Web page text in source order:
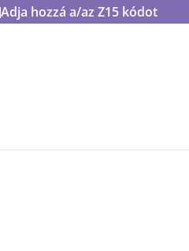
Adja hozzá a/az Z15 kódot